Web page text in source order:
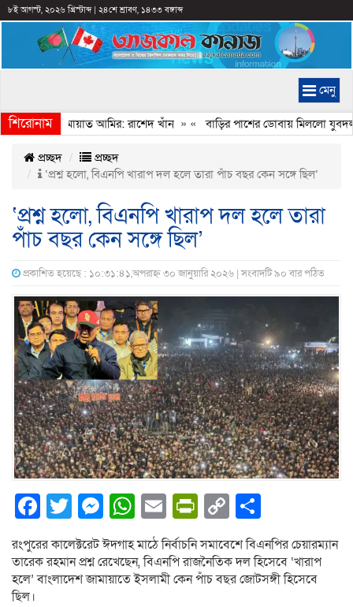
৮ই আগস্ট, ২০২৬ খ্রিস্টাব্দ| ২৪শে শ্রাবণ, ১৪৩৩ বঙ্গাব্দ
মেনু
শিরোনাম
করেন জামায়াত আমির: রাশেদ খাঁন » « বাড়ির পাশের ডোবায় মিললো যুবদল
প্রচ্ছদ
প্রচ্ছদ
‘প্রশ্ন হলো, বিএনপি খারাপ দল হলে তারা পাঁচ বছর কেন সঙ্গে ছিল’
‘প্রশ্ন হলো, বিএনপি খারাপ দল হলে তারা
পাঁচ বছর কেন সঙ্গে ছিল’
প্রকাশিত হয়েছে : ১০:৩১:৪১,অপরাহ্ন ৩০ জানুয়ারি ২০২৬ | সংবাদটি ৯০ বার পঠিত
Facebook
Twitter
Messenger
WhatsApp
EmailPrintFriendly
Copy
Link
রংপুরের কালেক্টরেট ঈদগাহ মাঠে নির্বাচনি সমাবেশে বিএনপির চেয়ারম্যান
তারেক রহমান প্রশ্ন রেখেছেন, বিএনপি রাজনৈতিক দল হিসেবে ‘খারাপ
হলে’ বাংলাদেশ জামায়াতে ইসলামী কেন পাঁচ বছর জোটসঙ্গী হিসেবে
ছিল।